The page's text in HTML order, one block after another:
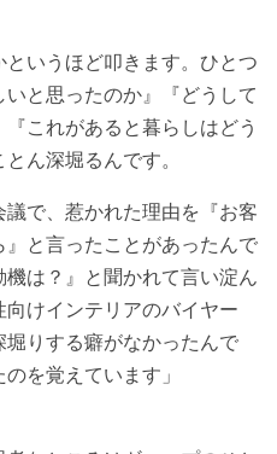
というほど叩きます。ひとつ
と思ったのか』『どうして
これがあると暮らしはどう
ん深堀るんです。
で、惹かれた理由を『お客
と言ったことがあったんで
は？』と聞かれて言い淀ん
けインテリアのバイヤー
りする癖がなかったんで
を覚えています」